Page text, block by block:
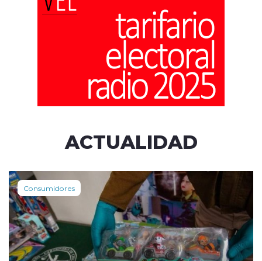
ACTUALIDAD
Consumidores